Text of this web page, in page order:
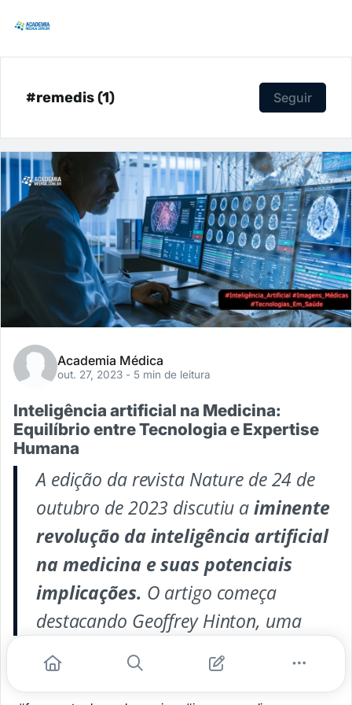
#remedis (1) Seguir
Academia Médica
out. 27, 2023 - 5 min de leitura
Inteligência artificial na Medicina:
Equilíbrio entre Tecnologia e Expertise
Humana
A edição da revista Nature de 24 de
outubro de 2023 discutiu aiminente
revolução da inteligência artificial
na medicina e suas potenciais
implicações. O artigo começa
destacando Geoffrey Hinton, uma